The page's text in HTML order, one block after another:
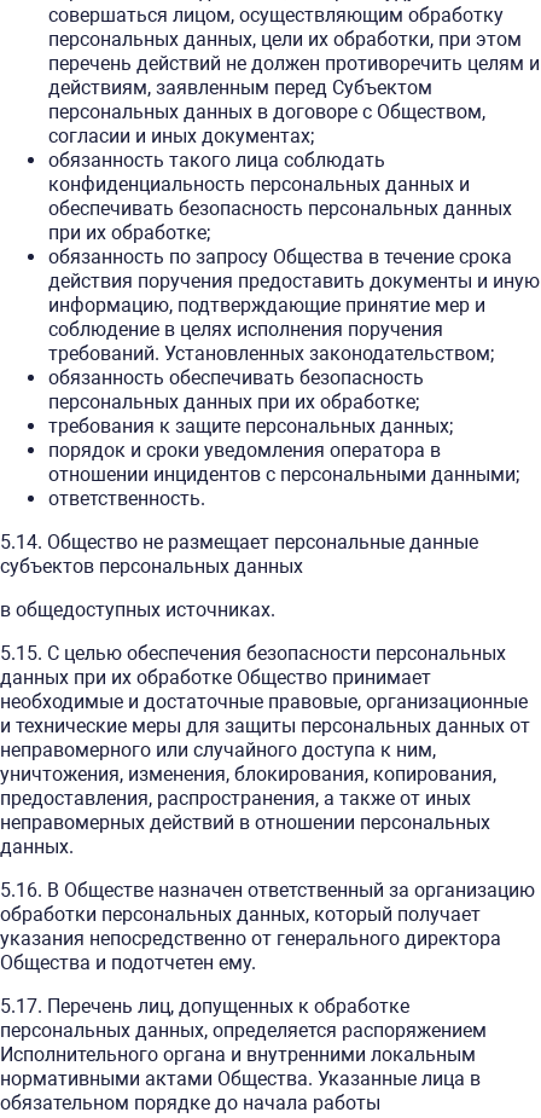
совершаться лицом, осуществляющим обработку
персональных данных, цели их обработки, при этом
перечень действий не должен противоречить целям и
действиям, заявленным перед Субъектом
персональных данных в договоре с Обществом,
согласии и иных документах;
обязанность такого лица соблюдать
конфиденциальность персональных данных и
обеспечивать безопасность персональных данных
при их обработке;
обязанность по запросу Общества в течение срока
действия поручения предоставить документы и иную
информацию, подтверждающие принятие мер и
соблюдение в целях исполнения поручения
требований. Установленных законодательством;
обязанность обеспечивать безопасность
персональных данных при их обработке;
требования к защите персональных данных;
порядок и сроки уведомления оператора в
отношении инцидентов с персональными данными;
ответственность.
5.14. Общество не размещает персональные данные
субъектов персональных данных
в общедоступных источниках.
5.15. С целью обеспечения безопасности персональных
данных при их обработке Общество принимает
необходимые и достаточные правовые, организационные
и технические меры для защиты персональных данных от
неправомерного или случайного доступа к ним,
уничтожения, изменения, блокирования, копирования,
предоставления, распространения, а также от иных
неправомерных действий в отношении персональных
данных.
5.16. В Обществе назначен ответственный за организацию
обработки персональных данных, который получает
указания непосредственно от генерального директора
Общества и подотчетен ему.
5.17. Перечень лиц, допущенных к обработке
персональных данных, определяется распоряжением
Исполнительного органа и внутренними локальным
нормативными актами Общества. Указанные лица в
обязательном порядке до начала работы